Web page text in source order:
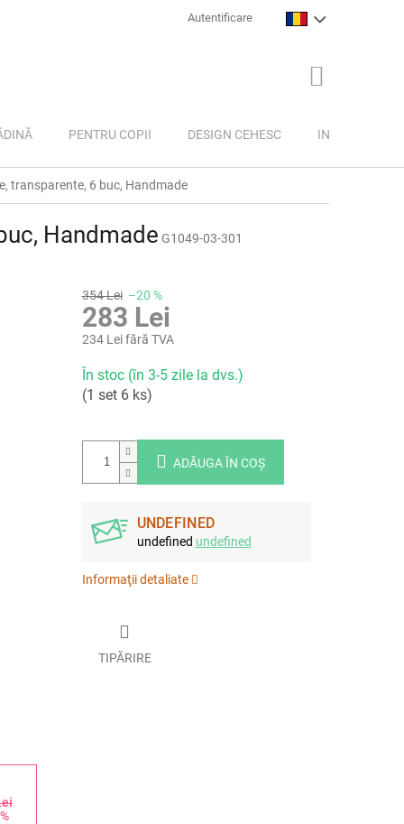
Autentificare
PENTRU COPII DESIGN CEHESC INSPIRAȚIE
transparente, 6 buc, Handmade
Handmade G1049-03-301
354 Lei –20 %
283 Lei
234 Lei fără TVA
Evaluare
preţ:
În stoc (în 3-5 zile la dvs.)
(1 set 6 ks)
ADĂUGA ÎN COŞ
UNDEFINED
undefined undefined
Informaţii detaliate
TIPĂRIRE